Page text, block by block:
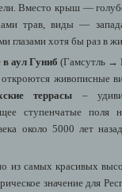
Вместо крыш —
трав, виды —
глазами хотя бы раз в
аул Гуниб (Гамсутль →
живописные
террасы –
ступенчатые поля
около 5000 лет
из самых красивых
значение для